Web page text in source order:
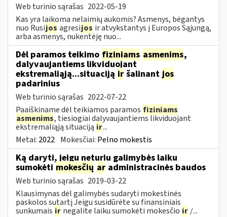
Web turinio sąrašas 2022-05-19
Kas yra laikoma nelaimių aukomis? Asmenys, bėgantys
nuo Rusijos agresijos ir atvykstantys į Europos Sąjungą,
arba asmenys, nukentėję nuo...
Dėl paramos teikimo fiziniams asmenims,
dalyvaujantiems likviduojant
ekstremaliąją...situaciją ir šalinant jos
padarinius
Web turinio sąrašas 2022-07-22
Paaiškiname dėl teikiamos paramos fiziniams
asmenims, tiesiogiai dalyvaujantiems likviduojant
ekstremaliąją situaciją ir...
Metai: 2022 Mokesčiai: Pelno mokestis
Ką daryti, jeigu neturiu galimybės laiku
sumokėti mokesčių ar administracinės baudos
Web turinio sąrašas 2019-03-22
Klausimynas dėl galimybės sudaryti mokestinės
paskolos sutartį Jeigu susidūrėte su finansiniais
sunkumais ir negalite laiku sumokėti mokesčio ir /...